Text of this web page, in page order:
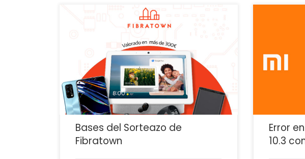
Bases legales Sorteo Fibratown 1 – ORGANIZADOR
FIBRATOWN S.L., con Domicilio Social en C/ Tercia, 9
en Casas-Ibáñez (Albacete, España) y CIF:
B02589000, tiene previsto realizar un sorteo exclusivo
para usuarios mayores de edad residentes en
España, de acuerdo con lo dispuesto en el apartado
de condiciones para participar. 2 […]
Bases del Sorteazo de
Fibratown
Hola!!!!
hace poco
pero creemos
A la hora de
más abajo
y al parecer
Error
10.3